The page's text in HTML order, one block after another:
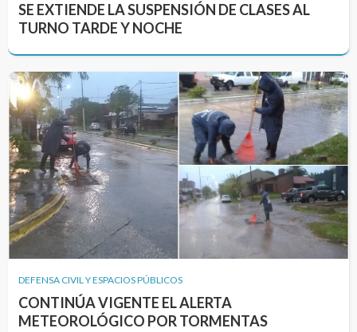
SE EXTIENDE LA SUSPENSIÓN DE CLASES AL
TURNO TARDE Y NOCHE
DEFENSA CIVIL Y ESPACIOS PÚBLICOS
CONTINÚA VIGENTE EL ALERTA
METEOROLÓGICO POR TORMENTAS